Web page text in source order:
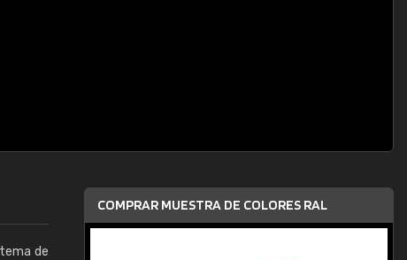
de
COMPRAR MUESTRA DE COLORES RAL